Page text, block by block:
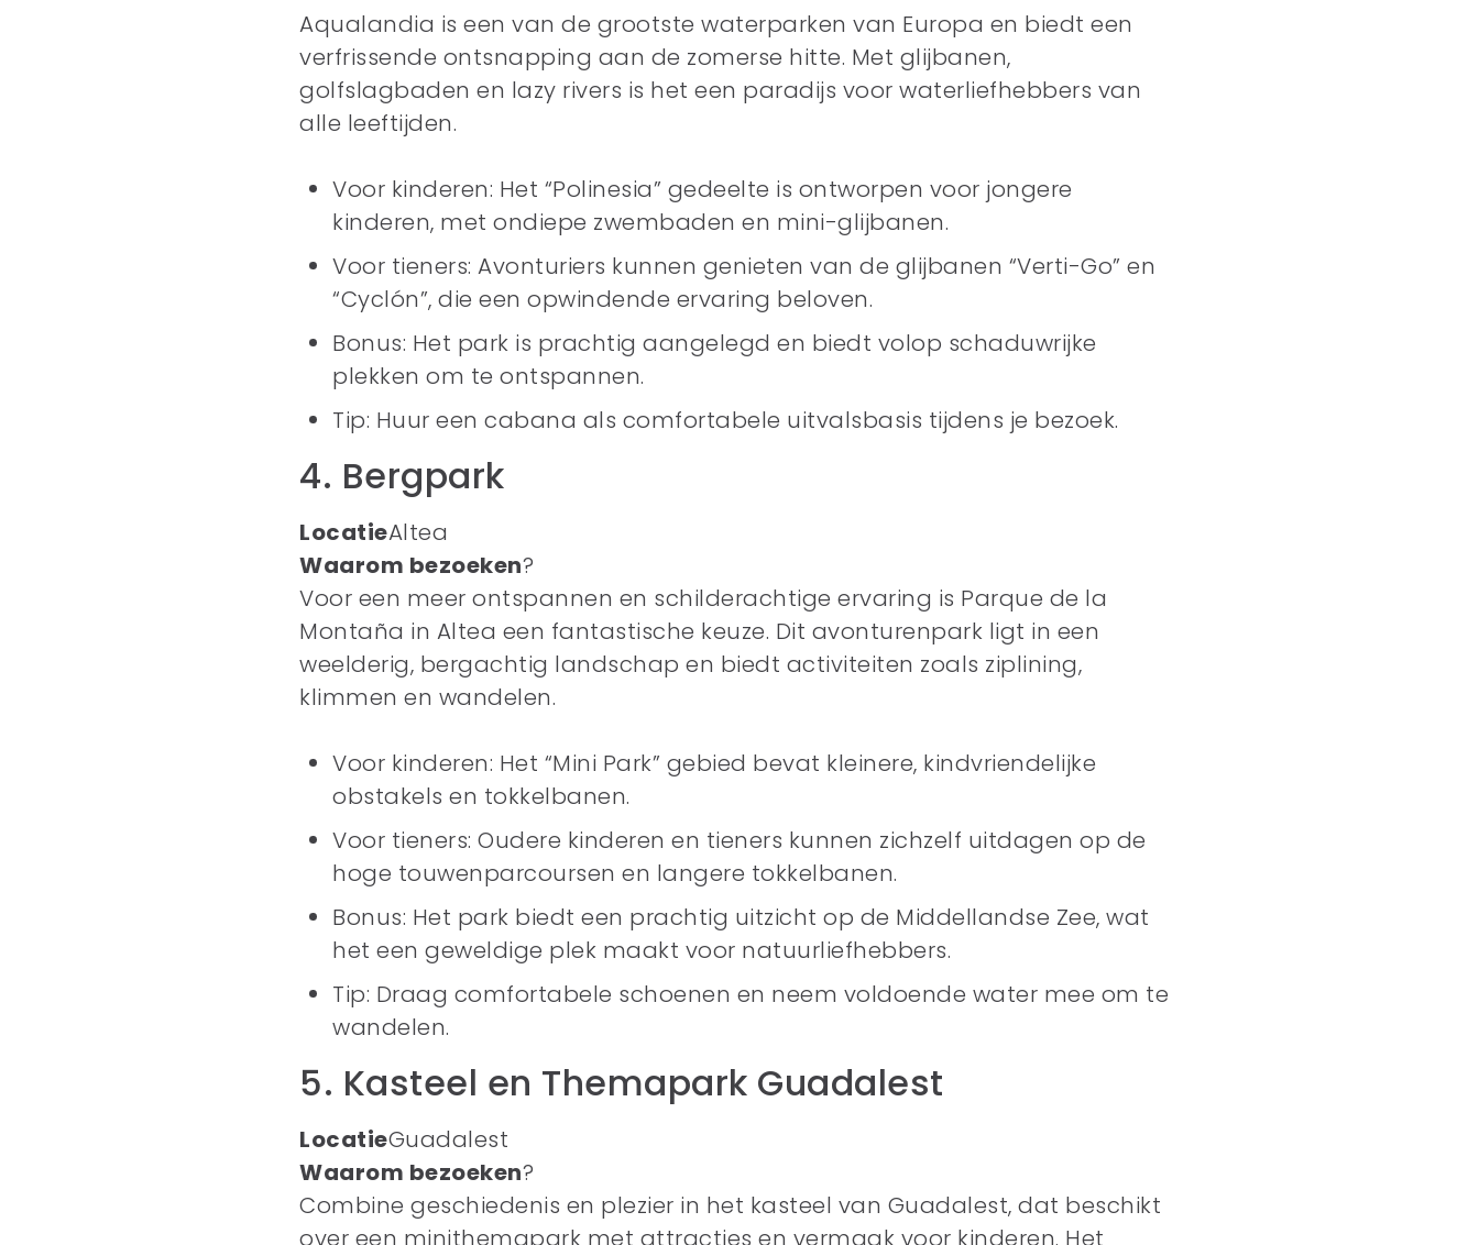
Aqualandia is een van de grootste waterparken van Europa en biedt een
verfrissende ontsnapping aan de zomerse hitte. Met glijbanen,
golfslagbaden en lazy rivers is het een paradijs voor waterliefhebbers van
alle leeftijden.
Voor kinderen: Het “Polinesia” gedeelte is ontworpen voor jongere
kinderen, met ondiepe zwembaden en mini-glijbanen.
Voor tieners: Avonturiers kunnen genieten van de glijbanen “Verti-Go” en
“Cyclón”, die een opwindende ervaring beloven.
Bonus: Het park is prachtig aangelegd en biedt volop schaduwrijke
plekken om te ontspannen.
Tip: Huur een cabana als comfortabele uitvalsbasis tijdens je bezoek.
4. Bergpark
LocatieAltea
Waarom bezoeken?
Voor een meer ontspannen en schilderachtige ervaring is Parque de la
Montaña in Altea een fantastische keuze. Dit avonturenpark ligt in een
weelderig, bergachtig landschap en biedt activiteiten zoals ziplining,
klimmen en wandelen.
Voor kinderen: Het “Mini Park” gebied bevat kleinere, kindvriendelijke
obstakels en tokkelbanen.
Voor tieners: Oudere kinderen en tieners kunnen zichzelf uitdagen op de
hoge touwenparcoursen en langere tokkelbanen.
Bonus: Het park biedt een prachtig uitzicht op de Middellandse Zee, wat
het een geweldige plek maakt voor natuurliefhebbers.
Tip: Draag comfortabele schoenen en neem voldoende water mee om te
wandelen.
5. Kasteel en Themapark Guadalest
LocatieGuadalest
Waarom bezoeken?
Combine geschiedenis en plezier in het kasteel van Guadalest, dat beschikt